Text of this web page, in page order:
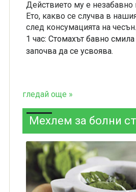
Действието му е незабавно
Ето, какво се случва в
след консумацията на
1 час: Стомахът бавно
започва да се усвоява.
гледай още »
Мехлем за болни